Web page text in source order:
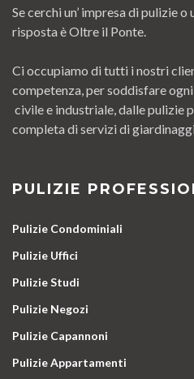
Se cerchi un’ impresa di pulizie
risposta è Oltre il Ponte.
Ci occupiamo di tutti i nostri
competenza, per soddisfare
civile e industriale, dalle pulizie
completa di servizi di
PULIZIE
Pulizie Condominiali
Pulizie Uffici
Pulizie Studi
Pulizie Negozi
Pulizie Capannoni
Pulizie Appartamenti